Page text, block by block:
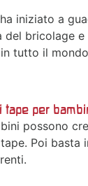
iniziato a
bricolage
tutto il
per
possono
Poi